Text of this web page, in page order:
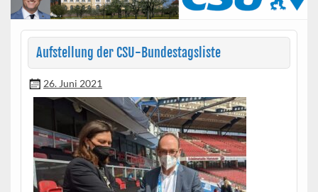
Aufstellung der CSU-Bundestagsliste
26. Juni 2021